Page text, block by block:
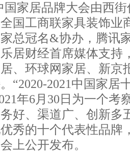
国家居品牌大会由西
国工商联家具装饰业
总冠名&协办，腾讯
居财经首席媒体支持
、环球网家居、新京
“2020-2021中国家居
年6月30日为一个考
好、渠道广、创新多
秀的十个代表性品牌
上公开发布。